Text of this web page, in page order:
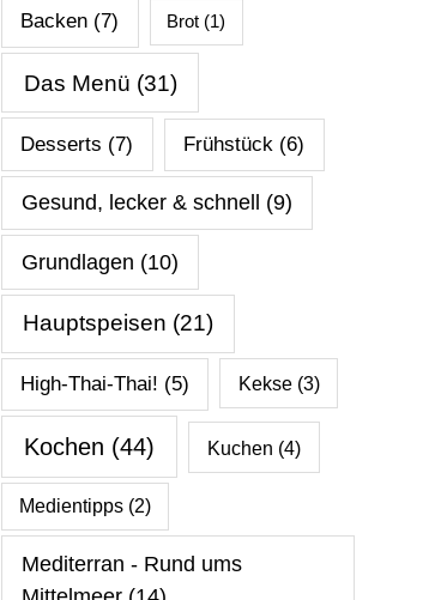
Backen (7) Brot (1)
Das Menü (31)
Desserts (7) Frühstück (6)
Gesund, lecker & schnell (9)
Grundlagen (10)
Hauptspeisen (21)
High-Thai-Thai! (5) Kekse(3)
Kochen (44) Kuchen (4)
Medientipps (2)
Mediterran - Rund ums